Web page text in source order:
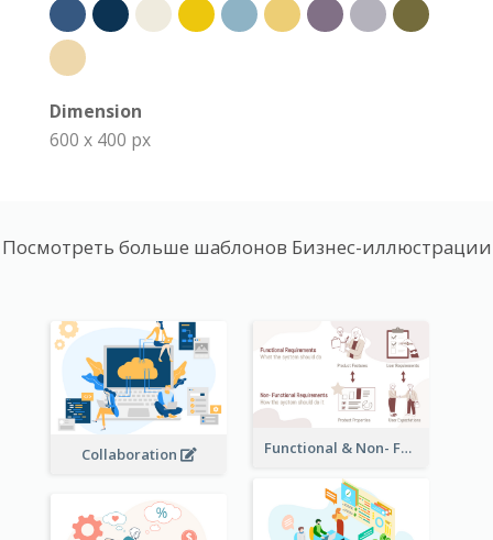
Dimension
600 x 400 px
Посмотреть больше шаблонов Бизнес-иллюстрации
Collaboration Functional & Non- Functional Requirements Illustration